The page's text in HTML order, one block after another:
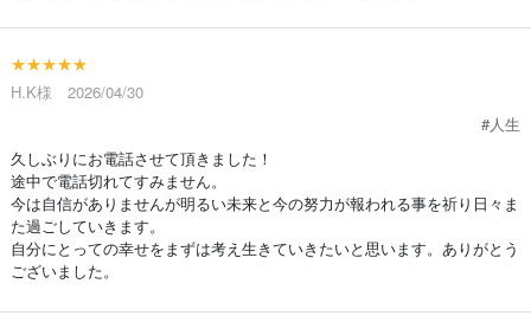
★★★★★
H.K様 2026/04/30
#人生
久しぶりにお電話させて頂きました！
途中で電話切れてすみません。
今は自信がありませんが明るい未来と今の努力が報われる事を祈り日々ま
た過ごしていきます。
自分にとっての幸せをまずは考え生きていきたいと思います。ありがとう
ございました。